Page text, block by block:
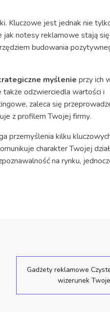
Kluczowe jest jednak nie
jak notesy reklamowe stają
budowania
myślenie przy ich
odzwierciedla wartości i
zaleca się
z profilem Twojej firmy.
przemyślenia kilku
charakter Twojej
na rynku,
Gadżety reklamowe
wizerunek